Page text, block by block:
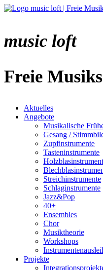
music loft
Freie
Aktuelles
Angebote
Musikalische
Gesang /
Zupfinstrumente
Tasteninstrumente
Streichinstrumente
Schlaginstrumente
Jazz&Pop
40+
Ensembles
Chor
Musiktheorie
Workshops
Projekte